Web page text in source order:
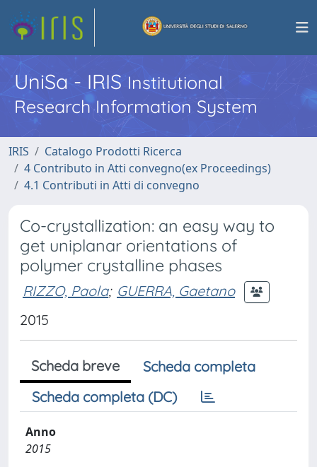
UniSa - IRISInstitutional
Research Information System
IRIS
Catalogo Prodotti Ricerca
4 Contributo in Atti convegno(ex Proceedings)
4.1 Contributi in Atti di convegno
Co-crystallization: an easy way to
get uniplanar orientations of
polymer crystalline phases
RIZZO, Paola; GUERRA, Gaetano
2015
Scheda breve
Scheda completa
Scheda completa (DC)
Anno
2015